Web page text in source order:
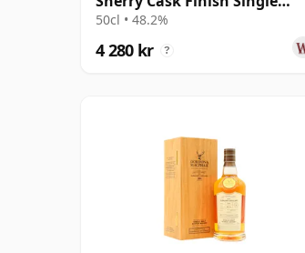
Malt 1992 28 år gammal
50cl • 48.2%
4 280 kr ?